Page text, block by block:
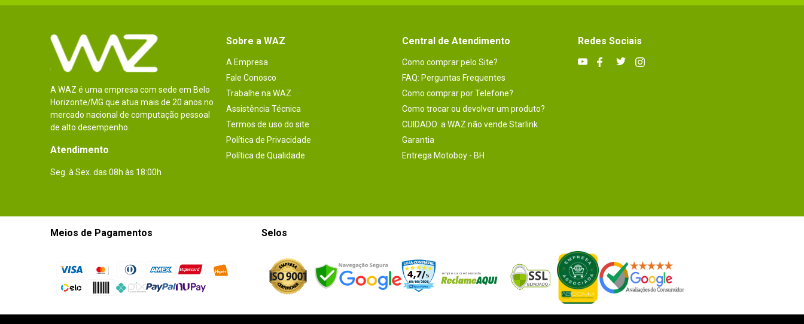
A WAZ é uma empresa com sede em Belo
Horizonte/MG que atua mais de 20 anos no
mercado nacional de computação pessoal
de alto desempenho.
Atendimento
Seg. à Sex. das 08h às 18:00h
Sobre a WAZ
A Empresa
Fale Conosco
Trabalhe na WAZ
Assistência Técnica
Termos de uso do site
Política de Privacidade
Política de Qualidade
Central de Atendimento
Como comprar pelo Site?
FAQ: Perguntas Frequentes
Como comprar por Telefone?
Como trocar ou devolver um produto?
CUIDADO: a WAZ não vende Starlink
Garantia
Entrega Motoboy - BH
Redes Sociais
Meios de Pagamentos Selos